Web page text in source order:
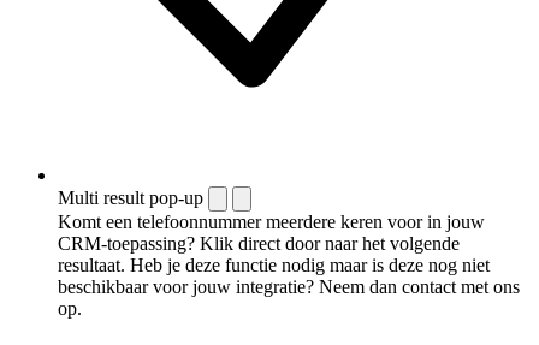
Multi result pop-up
Komt een telefoonnummer meerdere keren voor in jouw
CRM-toepassing? Klik direct door naar het volgende
resultaat. Heb je deze functie nodig maar is deze nog niet
beschikbaar voor jouw integratie? Neem dan contact met ons
op.